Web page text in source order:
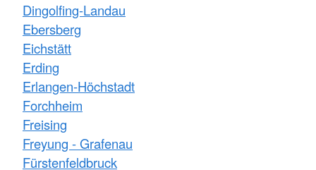
Dingolfing-Landau
Ebersberg
Eichstätt
Erding
Erlangen-Höchstadt
Forchheim
Freising
Freyung - Grafenau
Fürstenfeldbruck